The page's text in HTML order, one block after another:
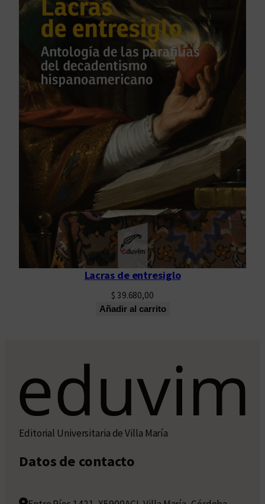
Lacras de entresiglo
$ 39.680,00
Añadir al carrito
Editorial Universitaria de Villa María
Datos de contacto